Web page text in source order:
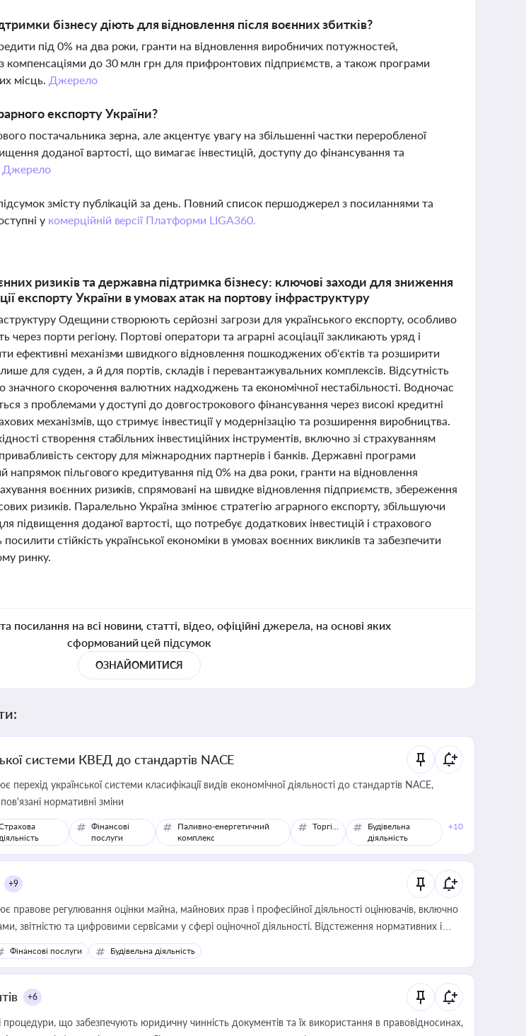
бізнесу діють для відновлення після воєнних збитків?
під 0% на два роки, гранти на відновлення виробничих потужностей,
з компенсаціями до 30 млн грн для прифронтових підприємств, а також програми
місць. Джерело
експорту України?
постачальника зерна, але акцентує увагу на збільшенні частки переробленої
доданої вартості, що вимагає інвестицій, доступу до фінансування та
Джерело
змісту публікацій за день. Повний список першоджерел з посиланнями та
у комерційній версії Платформи LIGA360.
ризиків та державна підтримка бізнесу: ключові заходи для зниження
експорту України в умовах атак на портову інфраструктуру
Одещини створюють серйозні загрози для українського експорту, особливо
через порти регіону. Портові оператори та аграрні асоціації закликають уряд і
ефективні механізми швидкого відновлення пошкоджених об'єктів та розширити
для суден, а й для портів, складів і перевантажувальних комплексів. Відсутність
значного скорочення валютних надходжень та економічної нестабільності. Водночас
з проблемами у доступі до довгострокового фінансування через високі кредитні
механізмів, що стримує інвестиції у модернізацію та розширення виробництва.
створення стабільних інвестиційних інструментів, включно зі страхуванням
сектору для міжнародних партнерів і банків. Державні програми
напрямок пільгового кредитування під 0% на два роки, гранти на відновлення
воєнних ризиків, спрямовані на швидке відновлення підприємств, збереження
ризиків. Паралельно Україна змінює стратегію аграрного експорту, збільшуючи
підвищення доданої вартості, що потребує додаткових інвестицій і страхового
стійкість української економіки в умовах воєнних викликів та забезпечити
ринку.
посилання на всі новини, статті, відео, офіційні джерела, на основі яких
сформований цей підсумок
ОЗНАЙОМИТИСЯ
системи КВЕД до стандартів NACE
перехід української системи класифікації видів економічної діяльності до стандартів NACE,
нормативні зміни
Фінансові
послуги
Паливно-енергетичний
комплекс
Торгівля
Будівельна
діяльність
+10
+9
правове регулювання оцінки майна, майнових прав і професійної діяльності оцінювачів, включно
звітністю та цифровими сервісами у сфері оціночної діяльності. Відстеження нормативних і
для власника бізнесу, керівника, юриста або бухгалтера під час оподаткування,
майна, корпоративних угод і перевірки статусу суб'єктів оціночної діяльності
Фінансові послуги Будівельна діяльність
+6
процедури, що забезпечують юридичну чинність документів та їх використання в правовідносинах,